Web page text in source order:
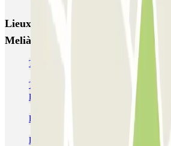
Lieux et événements intéressants à
Melià Loreto
Trouvez un parking près de Sarrià-Sant
Trouvez un parking à l'Université
Barcelone
Réserver des places de parking à
Réservez un parking dans l'Eixample à